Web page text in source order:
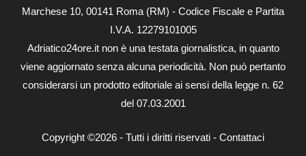
Marchese 10, 00141 Roma (RM) - Codice Fiscale e Partita
I.V.A. 12279101005
Adriatico24ore.it non è una testata giornalistica, in quanto
viene aggiornato senza alcuna periodicità. Non può pertanto
considerarsi un prodotto editoriale ai sensi della legge n. 62
del 07.03.2001
Copyright ©2026 - Tutti i diritti riservati - Contattaci